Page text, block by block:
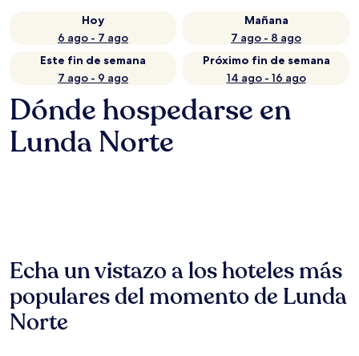
Hoy
6 ago - 7 ago
Mañana
7 ago - 8 ago
Este fin de semana
7 ago - 9 ago
Próximo fin de semana
14 ago - 16 ago
Dónde hospedarse en
Lunda Norte
Echa un vistazo a los hoteles más
populares del momento de Lunda
Norte